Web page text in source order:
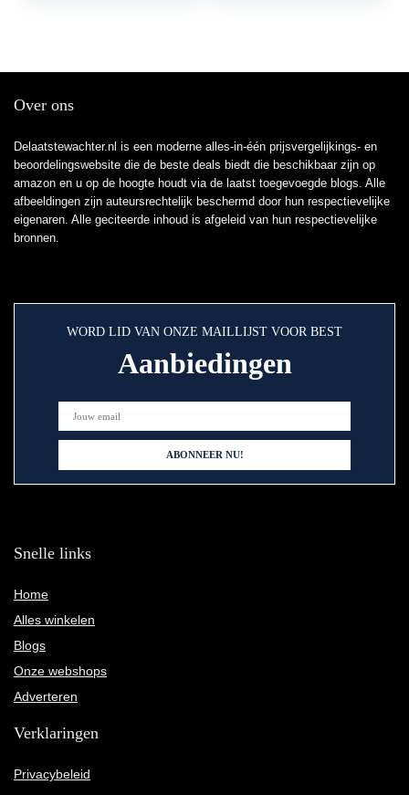
Over ons
Delaatstewachter.nl is een moderne alles-in-één prijsvergelijkings- en
beoordelingswebsite die de beste deals biedt die beschikbaar zijn op
amazon en u op de hoogte houdt via de laatst toegevoegde blogs. Alle
afbeeldingen zijn auteursrechtelijk beschermd door hun respectievelijke
eigenaren. Alle geciteerde inhoud is afgeleid van hun respectievelijke
bronnen.
WORD LID VAN ONZE MAILLIJST VOOR BEST
Aanbiedingen
Snelle links
Home
Alles winkelen
Blogs
Onze webshops
Adverteren
Verklaringen
Privacybeleid